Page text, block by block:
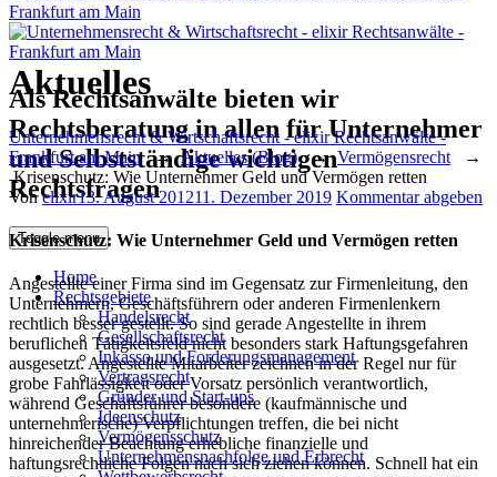
Als Rechtsanwälte bieten wir
Rechtsberatung in allen für Unternehmer
und Selbstständige wichtigen
Rechtsfragen
Toggle menu
Home
Rechtsgebiete
Handelsrecht
Gesellschaftsrecht
Inkasso und Forderungsmanagement
Vertragsrecht
Gründer und Start-ups
Ideenschutz
Vermögensschutz
Unternehmensnachfolge und Erbrecht
Aktuelles
Unternehmensrecht & Wirtschaftsrecht - elixir Rechtsanwälte -
Frankfurt am Main →Aktuelles (Blog)→Vermögensrecht →
Krisenschutz: Wie Unternehmer Geld und Vermögen retten
Author
VonelixirPosted
13. August 201211. Dezember 2019 Kommentar abgeben
Krisenschutz: Wie Unternehmer Geld und Vermögen retten
Angestellte einer Firma sind im Gegensatz zur Firmenleitung, den
Unternehmern, Geschäftsführern oder anderen Firmenlenkern
rechtlich besser gestellt. So sind gerade Angestellte in ihrem
beruflichen Tätigkeitsfeld nicht besonders stark Haftungsgefahren
ausgesetzt. Angestellte Mitarbeiter zeichnen in der Regel nur für
grobe Fahrlässigkeit oder Vorsatz persönlich verantwortlich,
während Geschäftsführer besondere (kaufmännische und
unternehmerische) Verpflichtungen treffen, die bei nicht
hinreichender Beachtung erhebliche finanzielle und
haftungsrechtliche Folgen nach sich ziehen können. Schnell hat ein